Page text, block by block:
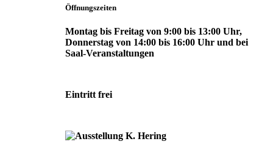
Öffnungszeiten
Montag bis Freitag von 9:00 bis 13:00 Uhr,
Donnerstag von 14:00 bis 16:00 Uhr und bei
Saal-Veranstaltungen
Eintritt frei